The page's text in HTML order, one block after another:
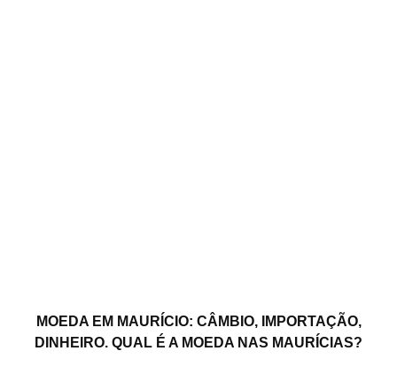
MOEDA EM MAURÍCIO: CÂMBIO, IMPORTAÇÃO,
DINHEIRO. QUAL É A MOEDA NAS MAURÍCIAS?